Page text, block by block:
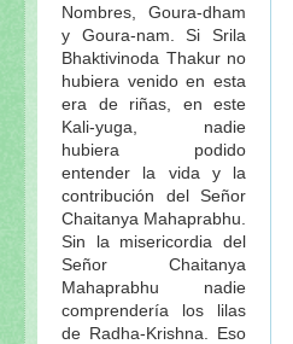
Nombres, Goura-dham
y Goura-nam. Si Srila
Bhaktivinoda Thakur no
hubiera venido en esta
era de riñas, en este
Kali-yuga, nadie
hubiera podido
entender la vida y la
contribución del Señor
Chaitanya Mahaprabhu.
Sin la misericordia del
Señor Chaitanya
Mahaprabhu nadie
comprendería los lilas
de Radha-Krishna. Eso